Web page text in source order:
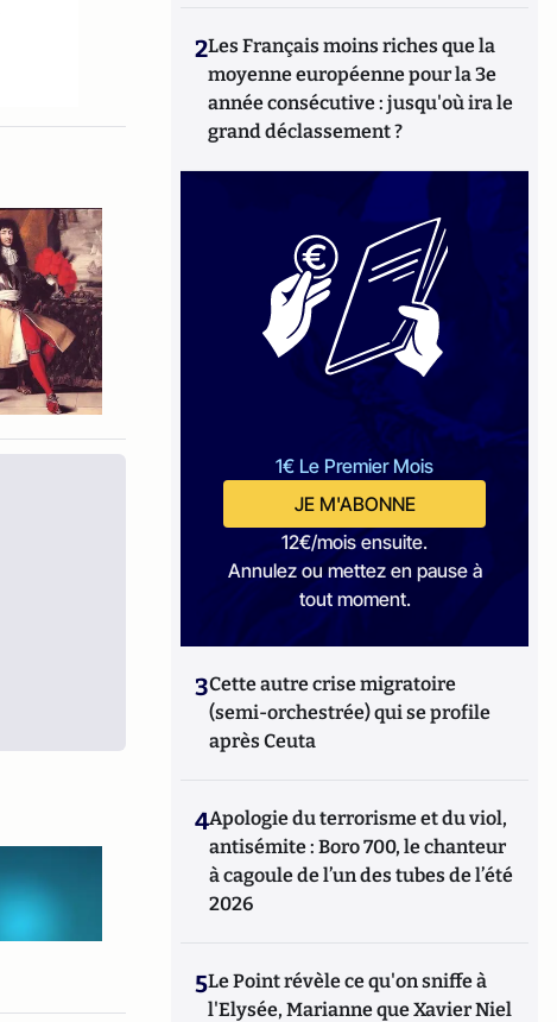
2Les Français moins riches que la
moyenne européenne pour la 3e
année consécutive : jusqu'où ira le
grand déclassement ?
1€ Le Premier Mois
JE M'ABONNE
12€/mois ensuite.
Annulez ou mettez en pause à
tout moment.
3Cette autre crise migratoire
(semi-orchestrée) qui se profile
après Ceuta
4Apologie du terrorisme et du viol,
antisémite : Boro 700, le chanteur
à cagoule de l’un des tubes de l’été
2026
5Le Point révèle ce qu'on sniffe à
l'Elysée, Marianne que Xavier Niel